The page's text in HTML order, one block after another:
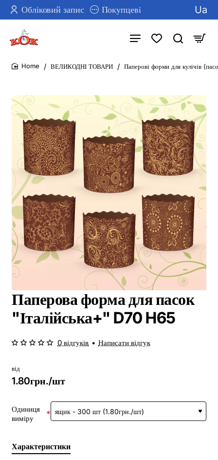
Обліковий запис Покупцеві Ua
ВЕЛИКОДНІ ТОВАРИ Паперові форми для кулічів
Паперова форма для пасок
"Італійська+" D70 H65
0 відгуків • Написати відгук
від
1.80грн./шт
Одиниця
виміру
Характеристики